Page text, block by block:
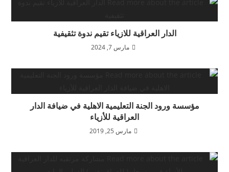
الدار العراقية للازياء تقيم ندوة تثقيفية
مارس 7, 2024
مؤسسة ورود الجنة التعليمية الاهلية في ضيافة الدار
العراقية للأزياء
مارس 25, 2019